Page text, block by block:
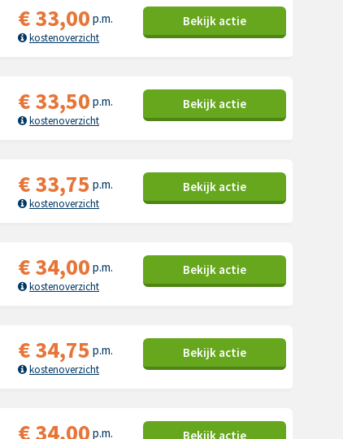
€33,00 p.m.
kostenoverzicht
Bekijk actie
€33,50 p.m.
kostenoverzicht
Bekijk actie
€33,75 p.m.
kostenoverzicht
Bekijk actie
€34,00 p.m.
kostenoverzicht
Bekijk actie
€34,75 p.m.
kostenoverzicht
Bekijk actie
€34,00 p.m. Bekijk actie